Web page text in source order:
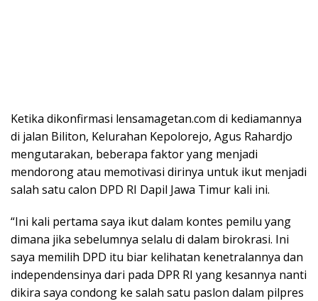
Ketika dikonfirmasi lensamagetan.com di kediamannya
di jalan Biliton, Kelurahan Kepolorejo, Agus Rahardjo
mengutarakan, beberapa faktor yang menjadi
mendorong atau memotivasi dirinya untuk ikut menjadi
salah satu calon DPD RI Dapil Jawa Timur kali ini.
“Ini kali pertama saya ikut dalam kontes pemilu yang
dimana jika sebelumnya selalu di dalam birokrasi. Ini
saya memilih DPD itu biar kelihatan kenetralannya dan
independensinya dari pada DPR RI yang kesannya nanti
dikira saya condong ke salah satu paslon dalam pilpres